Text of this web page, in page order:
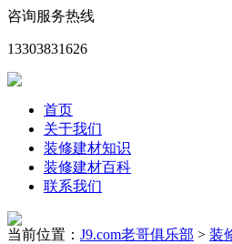
咨询服务热线
13303831626
首页
关于我们
装修建材知识
装修建材百科
联系我们
当前位置： J9.com老哥俱乐部 > 装